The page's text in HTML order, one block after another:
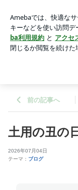
港居酒屋 境港法
アプリをダウンロ
ょう。
前の記事へ
土用の丑の
2026年07月04日
テーマ： ブログ